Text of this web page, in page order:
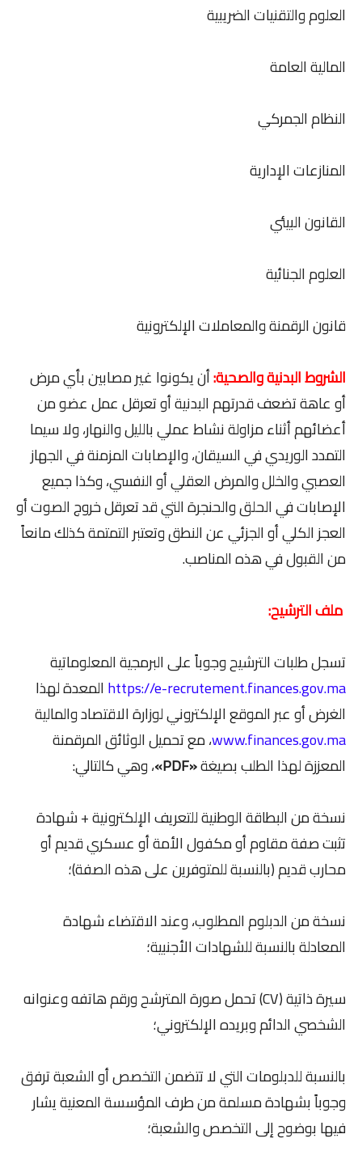
العلوم والتقنيات الضريبية
المالية العامة
النظام الجمركي
المنازعات الإدارية
القانون البيئي
العلوم الجنائية
قانون الرقمنة والمعاملات الإلكترونية
الشروط البدنية والصحية:أن يكونوا غير مصابين بأي مرض
أو عاهة تضعف قدرتهم البدنية أو تعرقل عمل عضو من
أعضائهم أثناء مزاولة نشاط عملي بالليل والنهار، ولا سيما
التمدد الوريدي في السيقان، والإصابات المزمنة في الجهاز
العصبي والخلل والمرض العقلي أو النفسي، وكذا جميع
الإصابات في الحلق والحنجرة التي قد تعرقل خروج الصوت أو
العجز الكلي أو الجزئي عن النطق وتعتبر التمتمة كذلك مانعاً
من القبول في هذه المناصب.
ملف الترشيح:
تسجل طلبات الترشيح وجوباً على البرمجية المعلوماتية
https://e-recrutement.finances.gov.maالمعدة لهذا
الغرض أو عبر الموقع الإلكتروني لوزارة الاقتصاد والمالية
www.finances.gov.ma، مع تحميل الوثائق المرقمنة
المعززة لهذا الطلب بصيغة«PDF»
، وهي كالتالي:
نسخة من البطاقة الوطنية للتعريف الإلكترونية + شهادة
تثبت صفة مقاوم أو مكفول الأمة أو عسكري قديم أو
محارب قديم (بالنسبة للمتوفرين على هذه الصفة)؛
نسخة من الدبلوم المطلوب، وعند الاقتضاء شهادة
المعادلة بالنسبة للشهادات الأجنبية؛
سيرة ذاتية (CV) تحمل صورة المترشح ورقم هاتفه وعنوانه
الشخصي الدائم وبريده الإلكتروني؛
بالنسبة للدبلومات التي لا تتضمن التخصص أو الشعبة ترفق
وجوباً بشهادة مسلمة من طرف المؤسسة المعنية يشار
فيها بوضوح إلى التخصص والشعبة؛